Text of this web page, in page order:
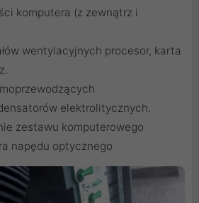
komputera (z zewnątrz i
wentylacyjnych procesor, karta
elektrolitycznych.
zestawu komputerowego
napędu optycznego